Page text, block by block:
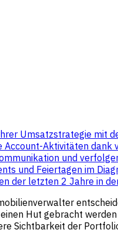
Umsatzstrategie mit
Account-Aktivitäten
und
und Feiertagen im
der letzten 2 Jahre in
Hut gebracht
Sichtbarkeit der